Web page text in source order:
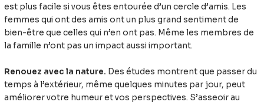
est plus facile si vous êtes entourée d’un cercle d’amis. Les
femmes qui ont des amis ont un plus grand sentiment de
bien-être que celles qui n’en ont pas. Même les membres de
la famille n’ont pas un impact aussi important.
Renouez avec la nature. Des études montrent que passer du
temps à l’extérieur, même quelques minutes par jour, peut
améliorer votre humeur et vos perspectives. S’asseoir au